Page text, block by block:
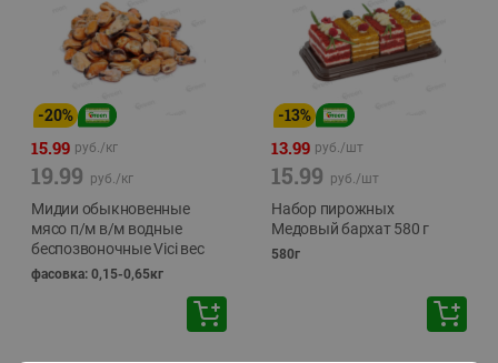
-20%
15.99 руб./кг
19.99 руб./кг
Мидии обыкновенные
мясо п/м в/м водные
беспозвоночные Vici вес
фасовка: 0,15-0,65кг
-13%
13.99 руб./шт
15.99 руб./шт
Набор пирожных
Медовый бархат 580 г
580г